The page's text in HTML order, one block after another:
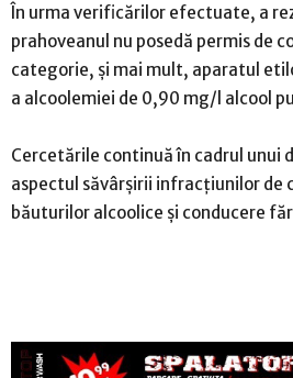
În urma verificărilor efectuate, a
prahoveanul nu posedă permis de
categorie, și mai mult, aparatul
a alcoolemiei de 0,90 mg/l alcool
Cercetările continuă în cadrul unui
aspectul săvârșirii infracțiunilor de
băuturilor alcoolice și conducere